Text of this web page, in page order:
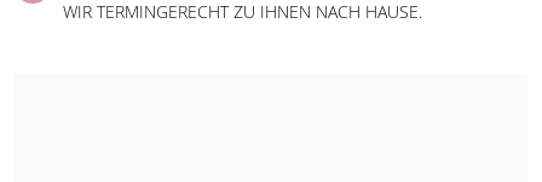
WIR TERMINGERECHT ZU IHNEN NACH HAUSE.